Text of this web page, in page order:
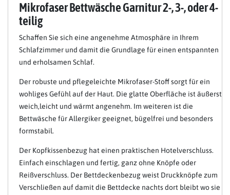
Mikrofaser Bettwäsche Garnitur 2-, 3-, oder 4-
teilig
Schaffen Sie sich eine angenehme Atmosphäre in Ihrem
Schlafzimmer und damit die Grundlage für einen entspannten
und erholsamen Schlaf.
Der robuste und pflegeleichte Mikrofaser-Stoff sorgt für ein
wohliges Gefühl auf der Haut. Die glatte Oberfläche ist äußerst
weich,leicht und wärmt angenehm. Im weiteren ist die
Bettwäsche für Allergiker geeignet, bügelfrei und besonders
formstabil.
Der Kopfkissenbezug hat einen praktischen Hotelverschluss.
Einfach einschlagen und fertig, ganz ohne Knöpfe oder
Reißverschluss. Der Bettdeckenbezug weist Druckknöpfe zum
Verschließen auf damit die Bettdecke nachts dort bleibt wo sie